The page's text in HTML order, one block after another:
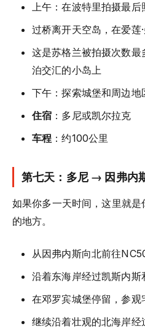
上午：在波特里拍摄最后
过桥离开天空岛，在爱莲
这是苏格兰被拍摄次数
泊交汇的小岛上
下午：探索城堡和周边地
住宿 ：多尼或凯尔拉克
车程 ：约100公里
第七天：多尼 → 因弗内
如果你多一天时间，这里就
的地方。
从因弗内斯向北前往
沿着东海岸经过凯斯内斯
在邓罗宾城堡停留，参观
继续沿着壮观的北海岸经